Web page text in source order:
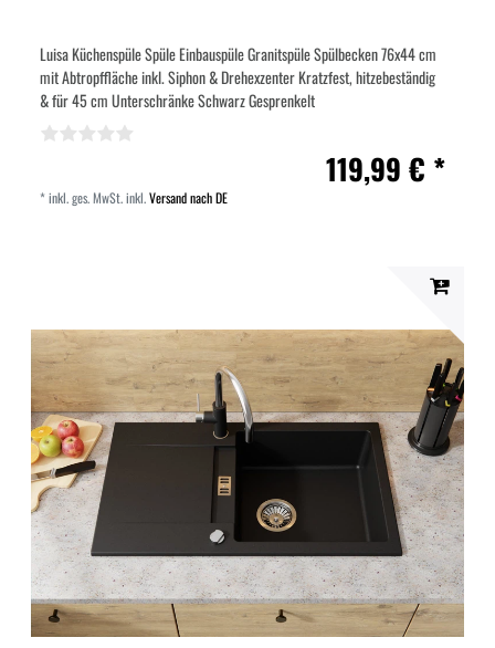
Luisa Küchenspüle Spüle Einbauspüle Granitspüle Spülbecken 76x44 cm
mit Abtropffläche inkl. Siphon & Drehexzenter Kratzfest, hitzebeständig
& für 45 cm Unterschränke Schwarz Gesprenkelt
119,99 € *
*inkl. ges. MwSt.inkl.Versand nach DE